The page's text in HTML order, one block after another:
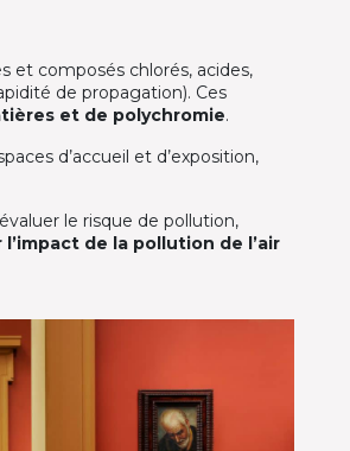
et composés chlorés, acides,
de propagation). Ces
et de polychromie.
d’accueil et d’exposition,
le risque de pollution,
l’impact de la pollution de l’air